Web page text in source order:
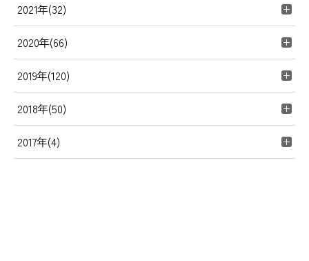
2021年(32)
2020年(66)
2019年(120)
2018年(50)
2017年(4)